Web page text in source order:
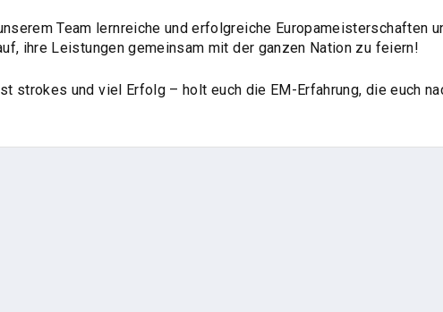
Team lernreiche und erfolgreiche Europameisterschaften
ihre Leistungen gemeinsam mit der ganzen Nation zu feiern!
strokes und viel Erfolg – holt euch die EM-Erfahrung, die euch